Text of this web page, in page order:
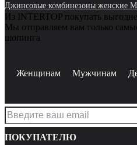
Джинсовые комбинезоны женские M
Из INTERTOP покупать
Мы отправляем вам только
шопинга
Женщинам Мужчинам
ПОКУПАТЕЛЮ